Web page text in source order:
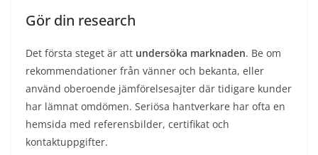
Gör din research
Det första steget är att undersöka marknaden. Be om
rekommendationer från vänner och bekanta, eller
använd oberoende jämförelsesajter där tidigare kunder
har lämnat omdömen. Seriösa hantverkare har ofta en
hemsida med referensbilder, certifikat och
kontaktuppgifter.